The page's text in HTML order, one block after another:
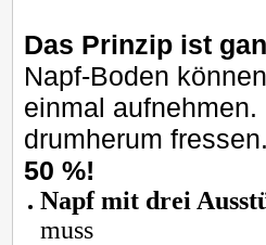
Das Prinzip ist
Napf-Boden
einmal
drumherum
50 %!
Napf mit drei
muss